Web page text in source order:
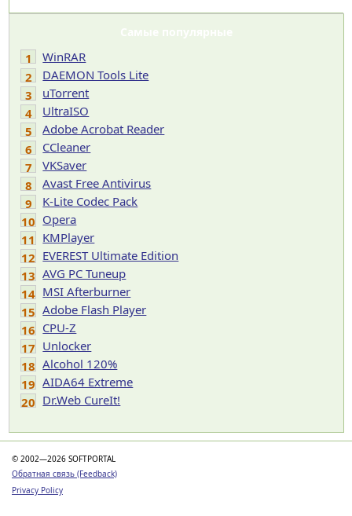
Самые популярные
1
WinRAR
2
DAEMON Tools Lite
3
uTorrent
4
UltraISO
5
Adobe Acrobat Reader
6
CCleaner
7
VKSaver
8
Avast Free Antivirus
9
K-Lite Codec Pack
10 Opera
11 KMPlayer
12 EVEREST Ultimate Edition
13 AVG PC Tuneup
14 MSI Afterburner
15 Adobe Flash Player
16 CPU-Z
17 Unlocker
18 Alcohol 120%
19 AIDA64 Extreme
20 Dr.Web CureIt!
© 2002—2026 SOFTPORTAL
Обратная связь (Feedback)
Privacy Policy